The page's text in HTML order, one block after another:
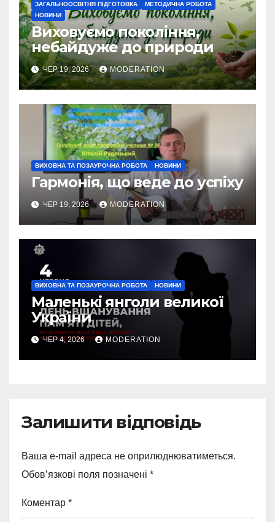
ЗАГАЛЬНООСВІТНЯ ПІДГОТОВКА
МЕТОДИЧНА РОБОТА
НОВИНИ
Виховуємо покоління,
небайдуже до природи
ЧЕР 19, 2026 MODERATION
ВИХОВНА ТА ПОЗАУРОЧНА РОБОТА НОВИНИ
Гармонія, що веде до успіху
ЧЕР 19, 2026 MODERATION
ВИХОВНА ТА ПОЗАУРОЧНА РОБОТА НОВИНИ
Маленькі янголи великої
України
ЧЕР 4, 2026 MODERATION
Залишити відповідь
Ваша e-mail адреса не оприлюднюватиметься.
Обов’язкові поля позначені *
Коментар *